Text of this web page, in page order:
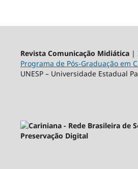
Revista Comunicação Midiática|
Programa de Pós-Graduação em
UNESP – Universidade Estadual